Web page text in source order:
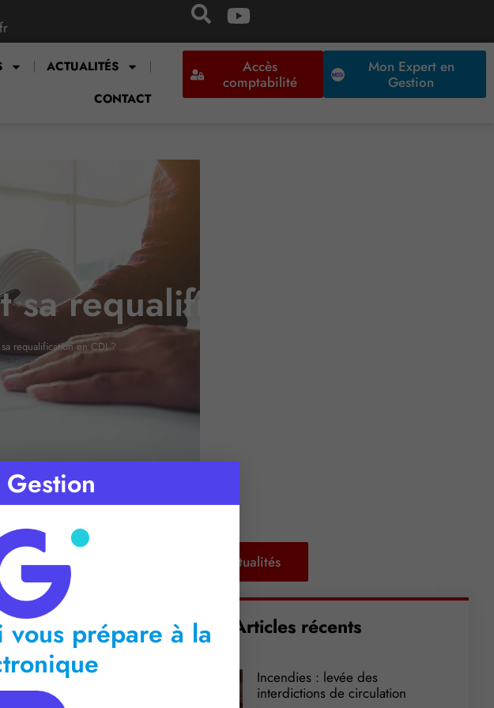
ACTUALITÉS
CONTACT
Accès
comptabilité
Mon Expert en
Gestion
requalification en CDI ?
requalification en CDI ?
Retour aux actualités
Articles récents
Incendies : levée des
interdictions de circulation
prépare à la